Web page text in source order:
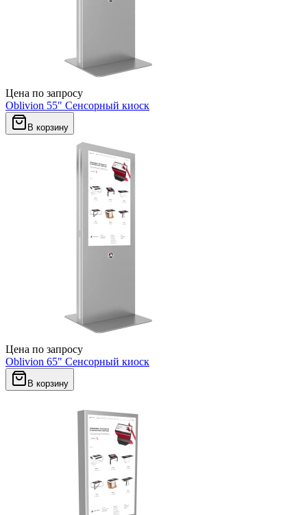
Цена по запросу
Oblivion 55" Сенсорный киоск
В корзину
Цена по запросу
Oblivion 65" Сенсорный киоск
В корзину